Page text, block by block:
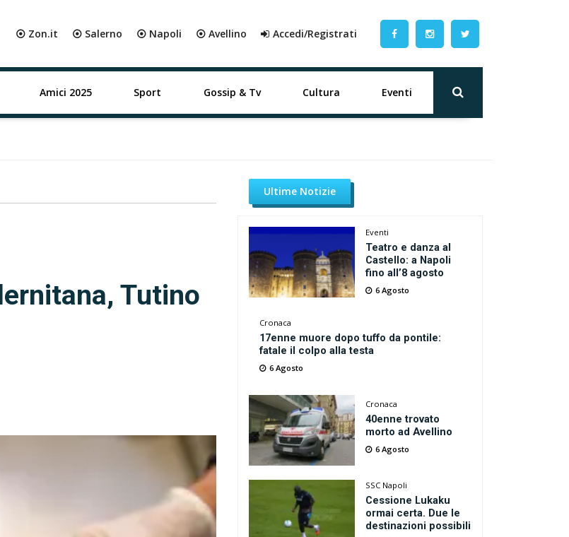
⦿ Zon.it ⦿ Salerno ⦿ Napoli ⦿ Avellino Accedi/Registrati
Amici 2025 Sport Gossip & Tv Cultura Eventi
Tutino
Ultime Notizie
Eventi
Teatro e danza al
Castello: a Napoli
fino all’8 agosto
6 Agosto
Cronaca
17enne muore dopo tuffo da pontile:
fatale il colpo alla testa
6 Agosto
Cronaca
40enne trovato
morto ad Avellino
6 Agosto
SSC Napoli
Cessione Lukaku
ormai certa. Due le
destinazioni possibili